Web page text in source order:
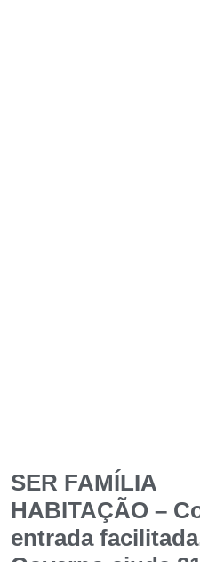
SER FAMÍLIA
HABITAÇÃO –
entrada